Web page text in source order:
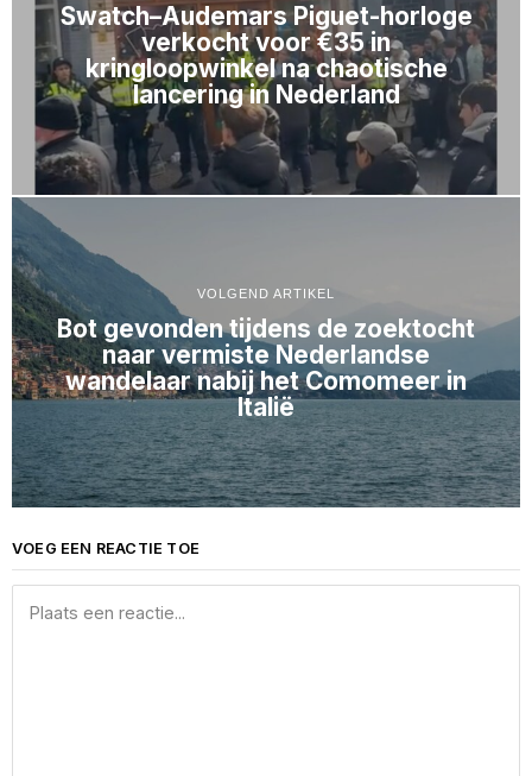
Swatch–Audemars Piguet-horloge
verkocht voor €35 in
kringloopwinkel na chaotische
lancering in Nederland
VOLGEND ARTIKEL
Bot gevonden tijdens de zoektocht
naar vermiste Nederlandse
wandelaar nabij het Comomeer in
Italië
VOEG EEN REACTIE TOE